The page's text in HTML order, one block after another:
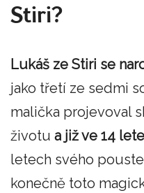
Stiri?
Lukáš ze Stiri se
jako třetí ze sedmi
malička projevoval
životu a již ve 14
letech svého
konečně toto